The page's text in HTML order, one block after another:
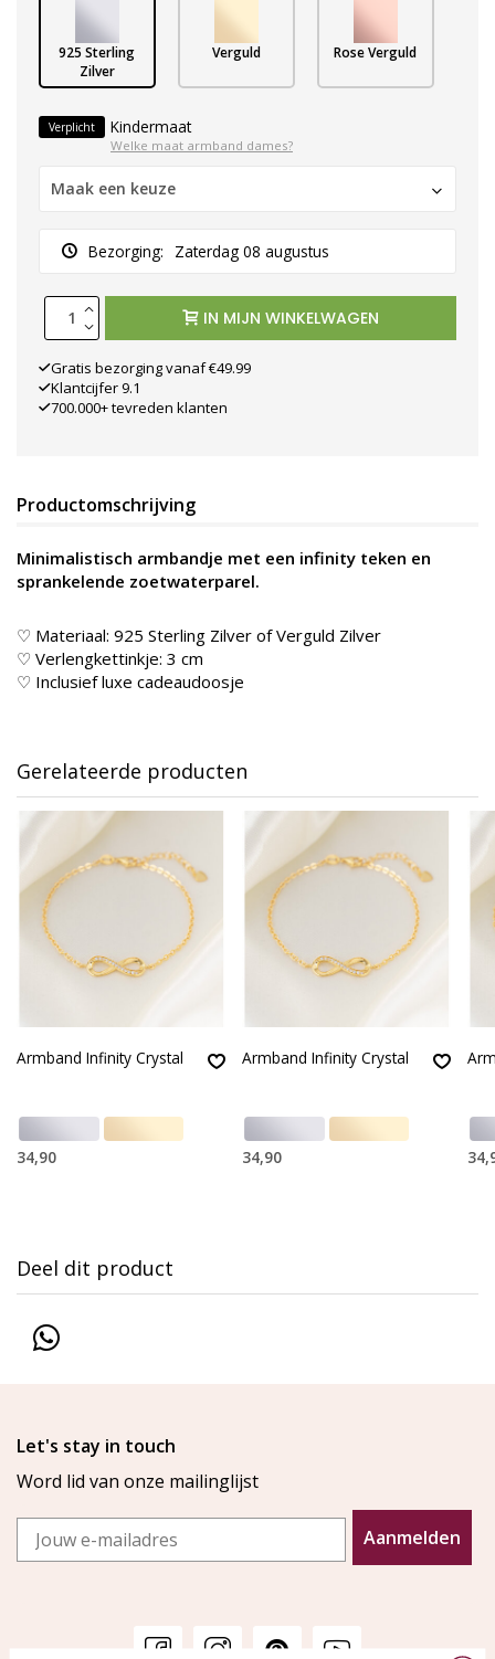
925 Sterling
Zilver
Verguld Rose Verguld
Verplicht Kindermaat
Welke maat armband dames?
Maak een keuze
Bezorging: Zaterdag 08 augustus
IN MIJN WINKELWAGEN
Gratis bezorging vanaf €49.99
Klantcijfer 9.1
700.000+ tevreden klanten
Productomschrijving
Minimalistisch armbandje met een infinity teken en
sprankelende zoetwaterparel.
♡ Materiaal: 925 Sterling Zilver of Verguld Zilver
♡ Verlengkettinkje: 3 cm
♡ Inclusief luxe cadeaudoosje
Gerelateerde producten
Armband Infinity Crystal
34,90
Armband Infinity Crystal
34,90
Deel dit product
Let's stay in touch
Word lid van onze mailinglijst
Email
Aanmelden